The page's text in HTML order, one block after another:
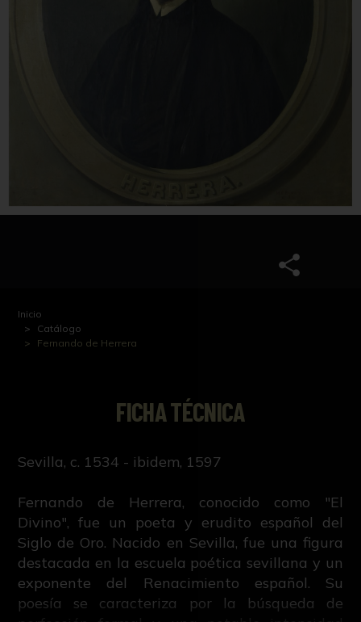
Inicio
Catálogo
Fernando de Herrera
FICHA TÉCNICA
Sevilla, c. 1534 - ibidem, 1597
Fernando de Herrera, conocido como "El
Divino", fue un poeta y erudito español del
Siglo de Oro. Nacido en Sevilla, fue una figura
destacada en la escuela poética sevillana y un
exponente del Renacimiento español. Su
poesía se caracteriza por la búsqueda de